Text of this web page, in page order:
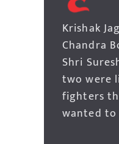
Krishak
Chandra
Shri
two were
fighters
wanted